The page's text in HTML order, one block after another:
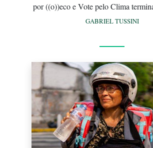
por ((o))eco e Vote pelo Clima
GABRIEL TUSSINI